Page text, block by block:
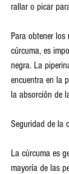
rallar o picar
Para obtener los
cúrcuma, es
negra. La
encuentra en la
la absorción de
Seguridad de la
La cúrcuma es
mayoría de las